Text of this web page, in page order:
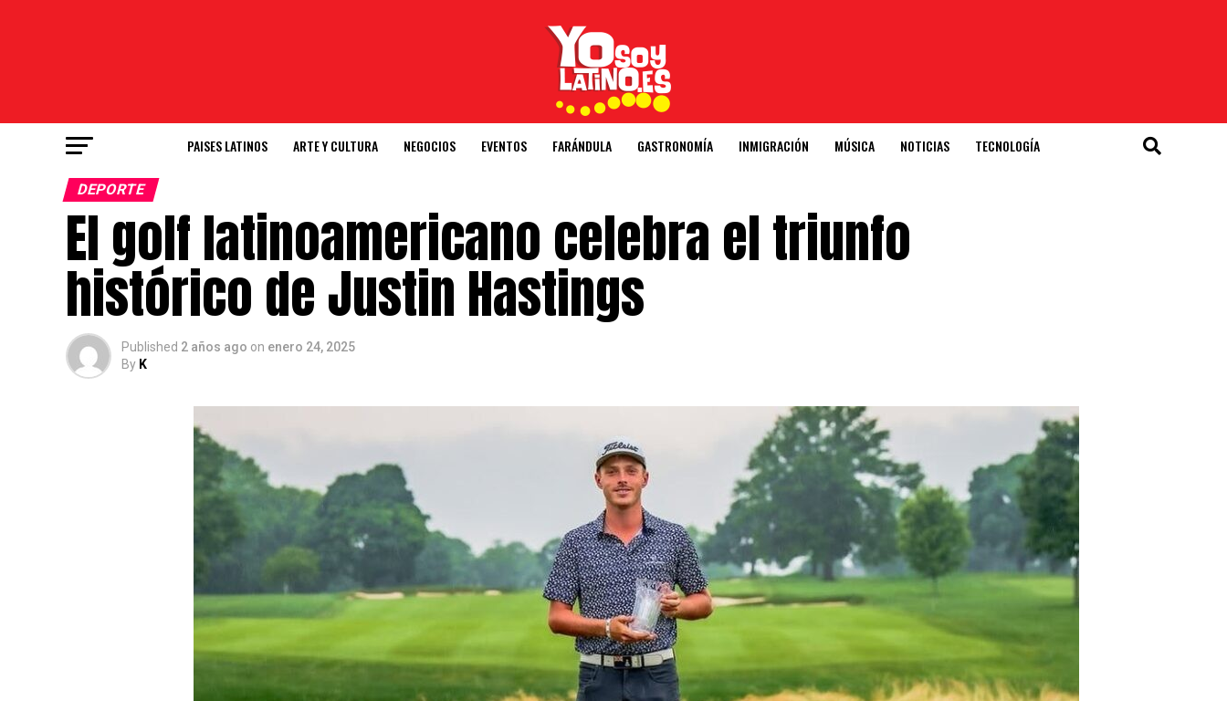
PAISES LATINOS ARTE Y CULTURA NEGOCIOS EVENTOS FARÁNDULA GASTRONOMÍA INMIGRACIÓN MÚSICA NOTICIAS TECNOLOGÍA
DEPORTE
El golf latinoamericano celebra el triunfo
histórico de Justin Hastings
Published 2 años ago on enero 24, 2025
By K